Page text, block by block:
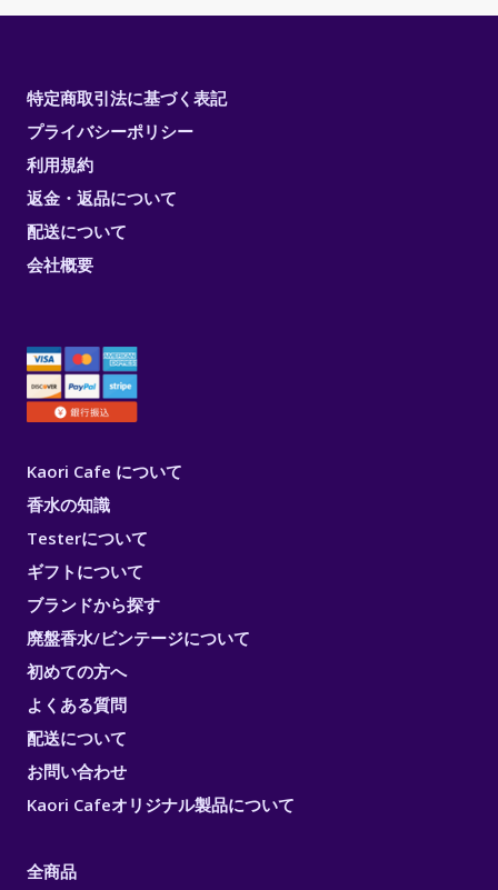
特定商取引法に基づく表記
プライバシーポリシー
利用規約
返金・返品について
配送について
会社概要
Kaori Cafe について
香水の知識
Testerについて
ギフトについて
ブランドから探す
廃盤香水/ビンテージについて
初めての方へ
よくある質問
配送について
お問い合わせ
Kaori Cafeオリジナル製品について
全商品